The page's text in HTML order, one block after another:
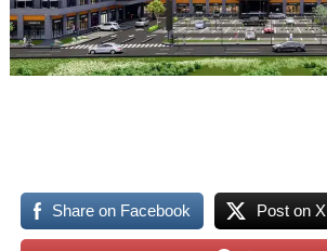
Share on Facebook Post on X